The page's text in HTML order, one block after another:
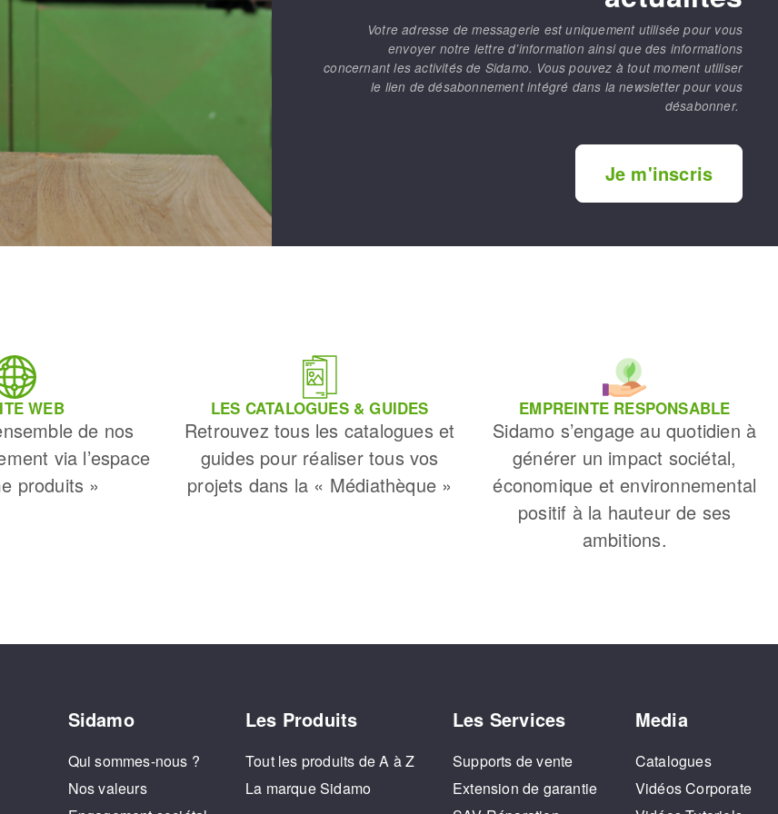
Votre adresse de messagerie est uniquement utilisée pour vous
envoyer notre lettre d’information ainsi que des informations
concernant les activités de Sidamo. Vous pouvez à tout moment utiliser
le lien de désabonnement intégré dans la newsletter pour vous
désabonner.
Je m'inscris
WEB
de nos
via l’espace
produits »
LES CATALOGUES & GUIDES
Retrouvez tous les catalogues et
guides pour réaliser tous vos
projets dans la « Médiathèque »
EMPREINTE RESPONSABLE
Sidamo s’engage au quotidien à
générer un impact sociétal,
économique et environnemental
positif à la hauteur de ses
ambitions.
Sidamo
Qui sommes-nous ?
Nos valeurs
Les Produits
Tout les produits de A à Z
La marque Sidamo
Les Services
Supports de vente
Extension de garantie
Media
Catalogues
Vidéos Corporate